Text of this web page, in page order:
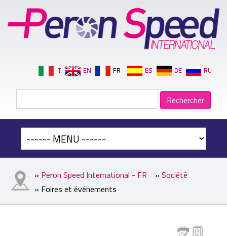
IT EN FR ES DE RU
» Peron Speed International - FR » Société
» Foires et événements